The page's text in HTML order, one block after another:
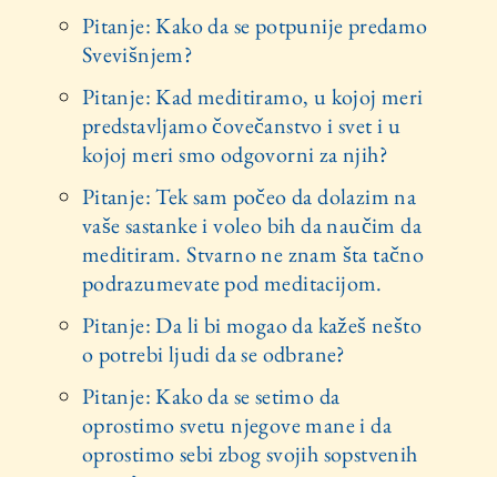
Pitanje: Kako da se potpunije predamo
Svevišnjem?
Pitanje: Kad meditiramo, u kojoj meri
predstavljamo čovečanstvo i svet i u
kojoj meri smo odgovorni za njih?
Pitanje: Tek sam počeo da dolazim na
vaše sastanke i voleo bih da naučim da
meditiram. Stvarno ne znam šta tačno
podrazumevate pod meditacijom.
Pitanje: Da li bi mogao da kažeš nešto
o potrebi ljudi da se odbrane?
Pitanje: Kako da se setimo da
oprostimo svetu njegove mane i da
oprostimo sebi zbog svojih sopstvenih